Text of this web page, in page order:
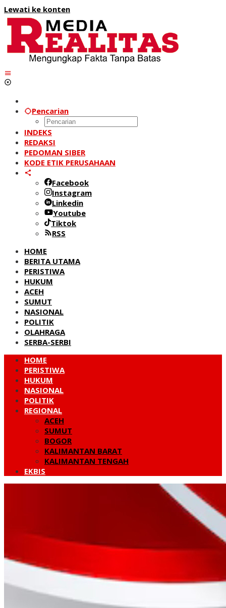
Lewati ke konten
Pencarian
INDEKS
REDAKSI
PEDOMAN SIBER
KODE ETIK PERUSAHAAN
Facebook
Instagram
Linkedin
Youtube
Tiktok
RSS
HOME
BERITA UTAMA
PERISTIWA
HUKUM
ACEH
SUMUT
NASIONAL
POLITIK
OLAHRAGA
SERBA-SERBI
HOME
PERISTIWA
HUKUM
NASIONAL
POLITIK
REGIONAL
ACEH
SUMUT
BOGOR
KALIMANTAN BARAT
KALIMANTAN TENGAH
EKBIS